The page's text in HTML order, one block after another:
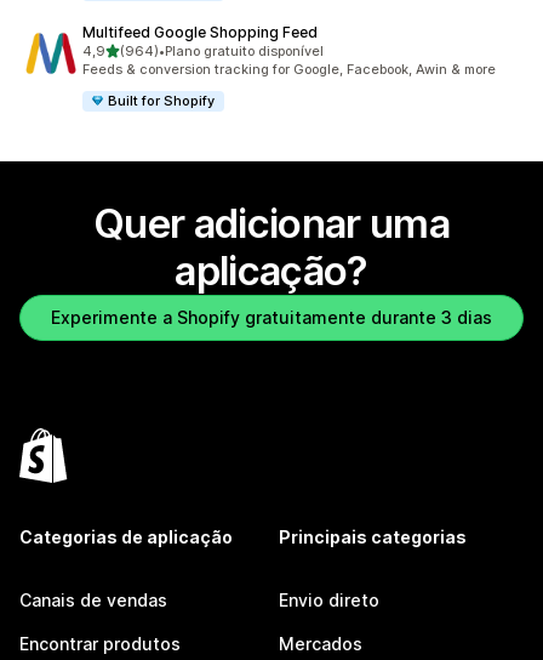
Multifeed Google Shopping Feed
4,9de 5 estrelas
(964)
964 total de avaliações
•Plano gratuito disponível
Feeds & conversion tracking for Google, Facebook, Awin & more
Built for Shopify
Quer adicionar uma
aplicação?
Experimente a Shopify gratuitamente durante 3 dias
Categorias de aplicação
Canais de vendas
Encontrar produtos
Principais categorias
Envio direto
Mercados